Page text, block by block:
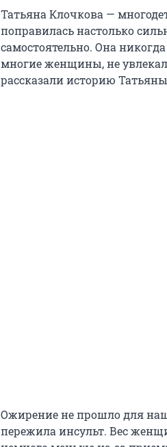
Татьяна Клочкова —
поправилась настолько
самостоятельно. Она
многие женщины, не
рассказали историю
Ожирение не прошло для
пережила инсульт. Вес